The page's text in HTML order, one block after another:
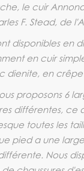
le cuir
F. Stead, de
disponibles en
en cuir
dienite, en crêpe
proposons 6
différentes, ce
toutes les
pied a une
Nous